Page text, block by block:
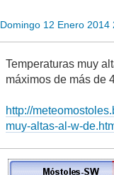
Domingo 12 Enero 2014
Temperaturas muy
máximos de más de
http://
muy-altas-al-w-